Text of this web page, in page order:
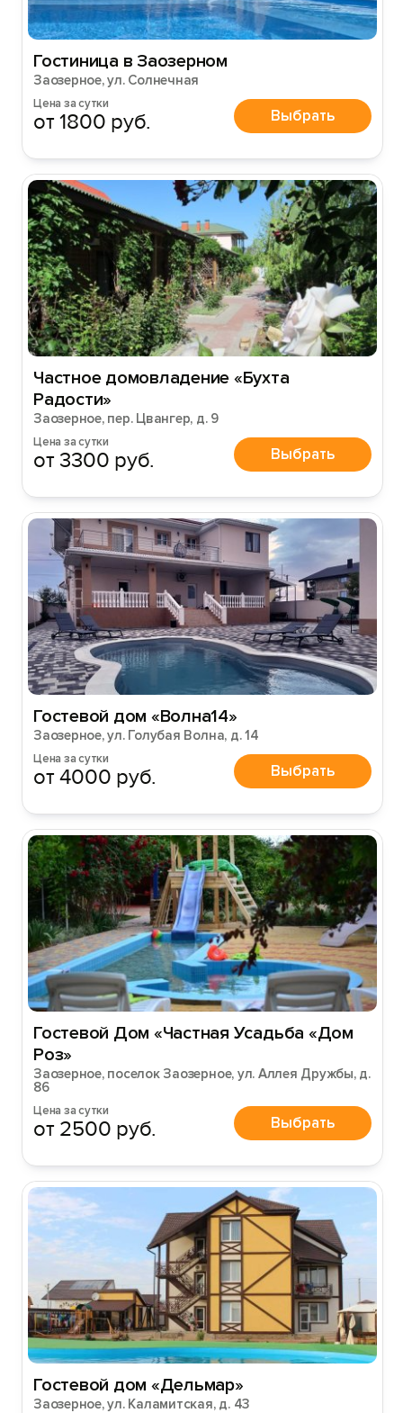
Гостиница в Заозерном
Заозерное, ул. Солнечная
Цена за сутки
от 1800 руб. Выбрать
Частное домовладение «Бухта
Радости»
Заозерное, пер. Цвангер, д. 9
Цена за сутки
от 3300 руб. Выбрать
Гостевой дом «Волна14»
Заозерное, ул. Голубая Волна, д. 14
Цена за сутки
от 4000 руб. Выбрать
Гостевой Дом «Частная Усадьба «Дом
Роз»
Заозерное, поселок Заозерное, ул. Аллея Дружбы, д.
86
Цена за сутки
от 2500 руб. Выбрать
Гостевой дом «Дельмар»
Заозерное, ул. Каламитская, д. 43